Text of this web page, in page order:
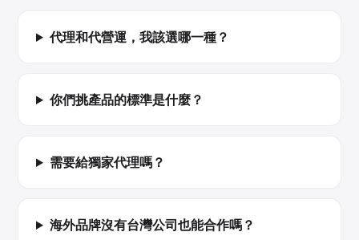
代理和代營運，我該選哪一種？
你們挑產品的標準是什麼？
需要給獨家代理嗎？
海外品牌沒有台灣公司也能合作嗎？